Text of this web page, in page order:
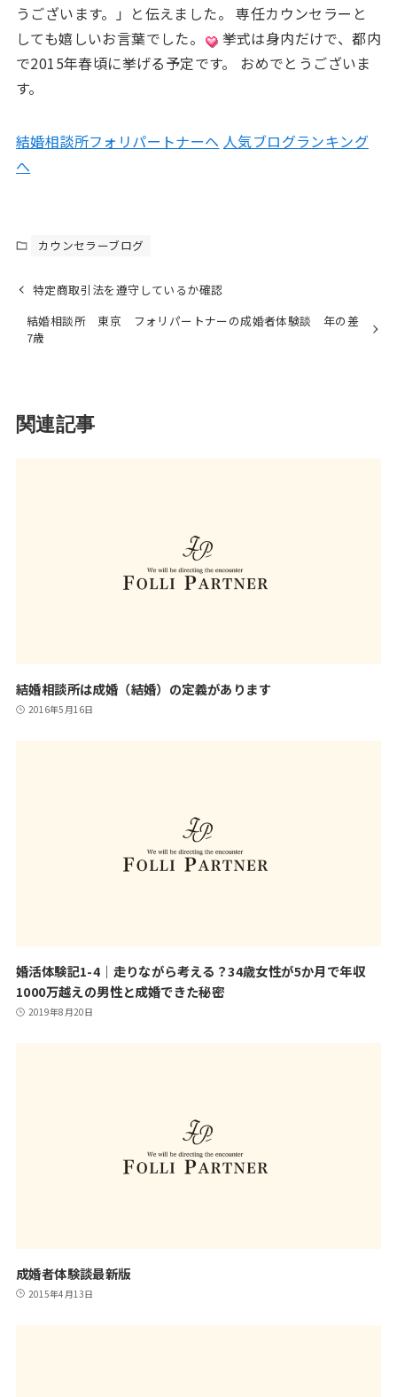
うございます。」と伝えました。 専任カウンセラーと
しても嬉しいお言葉でした。
挙式は身内だけで、都内
で2015年春頃に挙げる予定です。 おめでとうございま
す。
結婚相談所フォリパートナーヘ 人気ブログランキング
へ
カウンセラーブログ
特定商取引法を遵守しているか確認
結婚相談所 東京 フォリパートナーの成婚者体験談 年の差
7歳
関連記事
結婚相談所は成婚（結婚）の定義があります
2016年5月16日
婚活体験記1-4｜走りながら考える？34歳女性が5か月で年収
1000万越えの男性と成婚できた秘密
2019年8月20日
成婚者体験談最新版
2015年4月13日